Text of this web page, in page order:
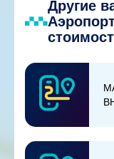
Другие